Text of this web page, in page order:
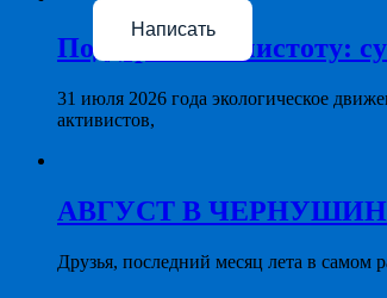
Написать
Поддерживая чистоту:
31 июля 2026 года экологическое
активистов,
АВГУСТ В
Друзья, последний месяц лета в самом